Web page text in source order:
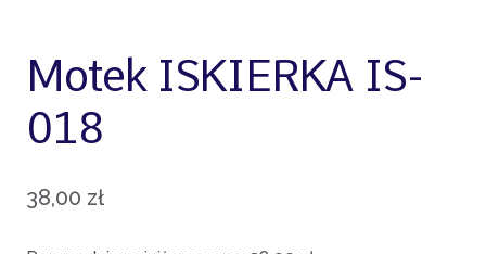
Motek ISKIERKA IS-
018
38,00 zł